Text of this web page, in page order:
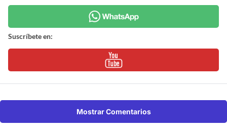
Suscríbete en:
Mostrar Comentarios